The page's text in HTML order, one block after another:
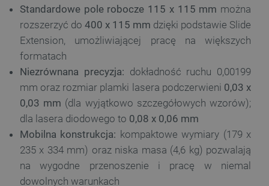
Standardowe pole robocze 115 x 115 mm można
rozszerzyć do 400 x 115 mm dzięki podstawie Slide
Extension, umożliwiającej pracę na większych
formatach
Niezrównana precyzja: dokładność ruchu 0,00199
mm oraz rozmiar plamki lasera podczerwieni 0,03 x
0,03 mm (dla wyjątkowo szczegółowych wzorów);
dla lasera diodowego to 0,08 x 0,06 mm
Mobilna konstrukcja: kompaktowe wymiary (179 x
235 x 334 mm) oraz niska masa (4,6 kg) pozwalają
na wygodne przenoszenie i pracę w niemal
dowolnych warunkach